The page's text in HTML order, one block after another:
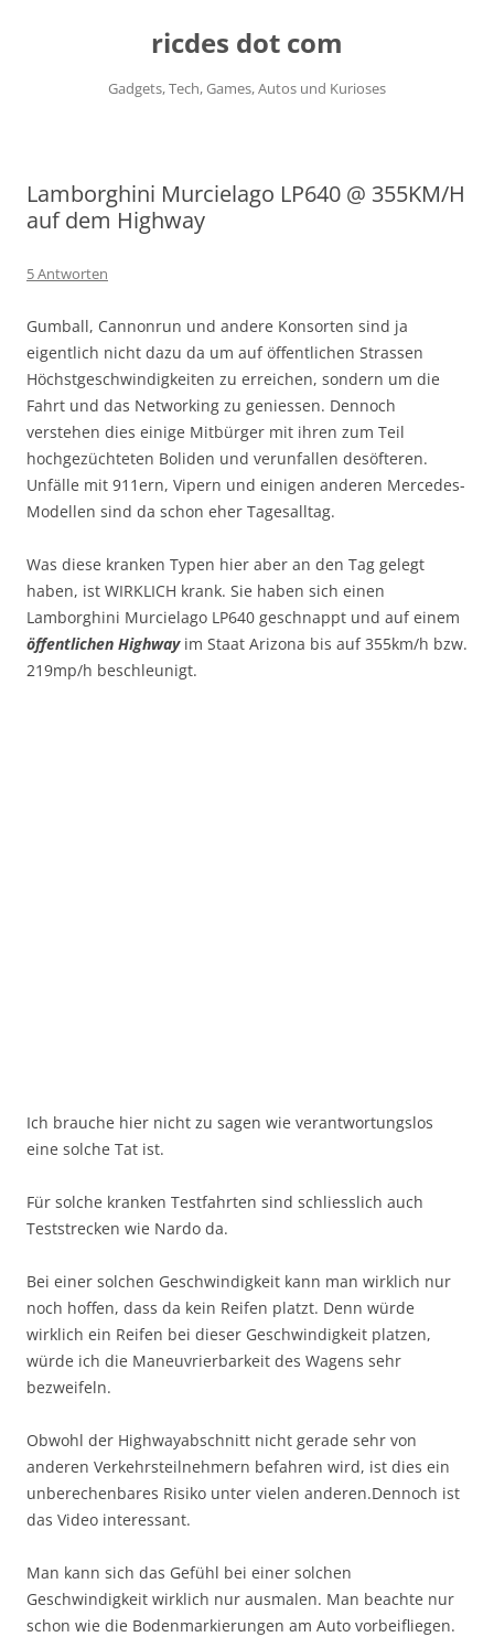
ricdes dot com
Gadgets, Tech, Games, Autos und Kurioses
Lamborghini Murcielago LP640 @ 355KM/H
auf dem Highway
5 Antworten
Gumball, Cannonrun und andere Konsorten sind ja
eigentlich nicht dazu da um auf öffentlichen Strassen
Höchstgeschwindigkeiten zu erreichen, sondern um die
Fahrt und das Networking zu geniessen. Dennoch
verstehen dies einige Mitbürger mit ihren zum Teil
hochgezüchteten Boliden und verunfallen desöfteren.
Unfälle mit 911ern, Vipern und einigen anderen Mercedes-
Modellen sind da schon eher Tagesalltag.
Was diese kranken Typen hier aber an den Tag gelegt
haben, ist WIRKLICH krank. Sie haben sich einen
Lamborghini Murcielago LP640 geschnappt und auf einem
öffentlichen Highwayim Staat Arizona bis auf 355km/h bzw.
219mp/h beschleunigt.
Ich brauche hier nicht zu sagen wie verantwortungslos
eine solche Tat ist.
Für solche kranken Testfahrten sind schliesslich auch
Teststrecken wie Nardo da.
Bei einer solchen Geschwindigkeit kann man wirklich nur
noch hoffen, dass da kein Reifen platzt. Denn würde
wirklich ein Reifen bei dieser Geschwindigkeit platzen,
würde ich die Maneuvrierbarkeit des Wagens sehr
bezweifeln.
Obwohl der Highwayabschnitt nicht gerade sehr von
anderen Verkehrsteilnehmern befahren wird, ist dies ein
unberechenbares Risiko unter vielen anderen.Dennoch ist
das Video interessant.
Man kann sich das Gefühl bei einer solchen
Geschwindigkeit wirklich nur ausmalen. Man beachte nur
schon wie die Bodenmarkierungen am Auto vorbeifliegen.